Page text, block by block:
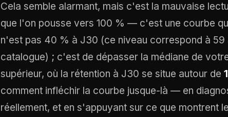
Cela semble alarmant, mais c'est la mauvaise
que l'on pousse vers 100 % — c'est une courbe
n'est pas 40 % à J30 (ce niveau correspond à 59
catalogue) ; c'est de dépasser la médiane de
supérieur, où la rétention à J30 se situe autour de
comment infléchir la courbe jusque-là — en
réellement, et en s'appuyant sur ce que montrent